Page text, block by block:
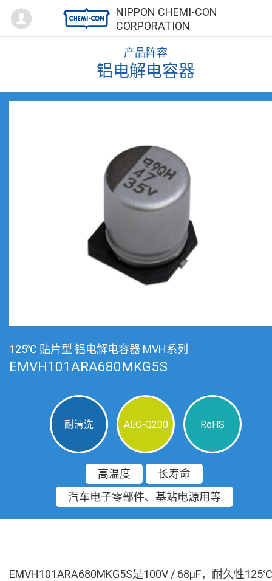
NIPPON CHEMI-CON
CORPORATION
Mypage
产品阵容
铝电解电容器
125℃ 贴片型 铝电解电容器 MVH系列
EMVH101ARA680MKG5S
耐清洗 AEC-Q200 RoHS
高温度
长寿命
汽车电子零部件、基站电源用等
EMVH101ARA680MKG5S是100V / 68µF，耐久性125℃